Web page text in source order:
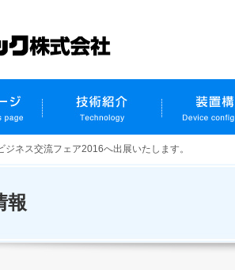
ジネス交流フェア2016へ出展いたします。
報